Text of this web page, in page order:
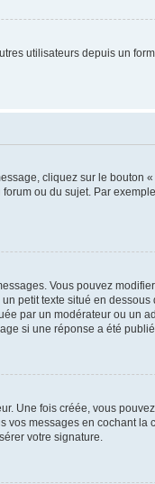
utilisateurs depuis un
cliquez sur le bouton
ou du sujet. Par
Vous pouvez
petit texte situé en
par un modérateur ou un
si une réponse a été
Une fois créée, vous
messages en cochant
votre signature.